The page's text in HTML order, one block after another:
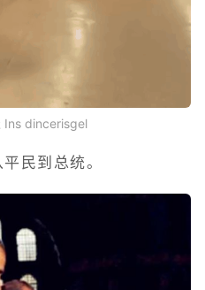
Ins dincerisgel
民到总统。